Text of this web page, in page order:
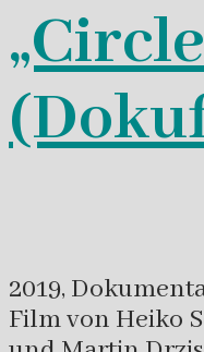
2019,
Film von Heiko